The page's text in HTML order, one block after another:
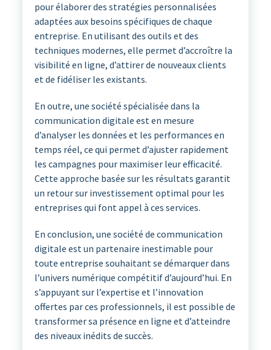
pour élaborer des stratégies personnalisées
adaptées aux besoins spécifiques de chaque
entreprise. En utilisant des outils et des
techniques modernes, elle permet d’accroître la
visibilité en ligne, d’attirer de nouveaux clients
et de fidéliser les existants.
En outre, une société spécialisée dans la
communication digitale est en mesure
d’analyser les données et les performances en
temps réel, ce qui permet d’ajuster rapidement
les campagnes pour maximiser leur efficacité.
Cette approche basée sur les résultats garantit
un retour sur investissement optimal pour les
entreprises qui font appel à ces services.
En conclusion, une société de communication
digitale est un partenaire inestimable pour
toute entreprise souhaitant se démarquer dans
l’univers numérique compétitif d’aujourd’hui. En
s’appuyant sur l’expertise et l’innovation
offertes par ces professionnels, il est possible de
transformer sa présence en ligne et d’atteindre
des niveaux inédits de succès.